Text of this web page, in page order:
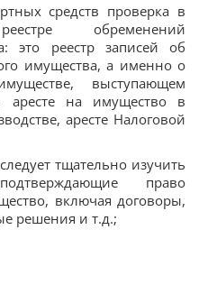
средств проверка в
обременений
это реестр записей об
имущества, а именно о
выступающем
аресте на имущество в
аресте Налоговой
тщательно изучить
право
включая договоры,
решения и т.д.;